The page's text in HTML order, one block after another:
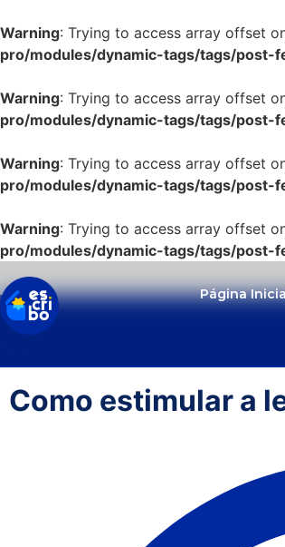
Warning: Trying to access array offset
pro/modules/dynamic-tags/tags/post-
Warning: Trying to access array offset
pro/modules/dynamic-tags/tags/post-
Warning: Trying to access array offset
pro/modules/dynamic-tags/tags/post-
Warning: Trying to access array offset
pro/modules/dynamic-tags/tags/post-
Página
Como estimular a